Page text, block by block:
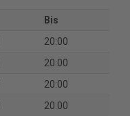
Bis
20:00
20:00
20:00
20:00